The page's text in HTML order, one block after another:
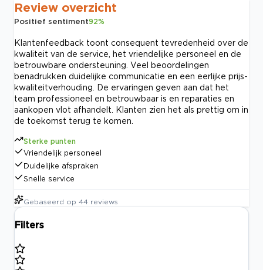
Review overzicht
Positief sentiment92%
Klantenfeedback toont consequent tevredenheid over de
kwaliteit van de service, het vriendelijke personeel en de
betrouwbare ondersteuning. Veel beoordelingen
benadrukken duidelijke communicatie en een eerlijke prijs-
kwaliteitverhouding. De ervaringen geven aan dat het
team professioneel en betrouwbaar is en reparaties en
aankopen vlot afhandelt. Klanten zien het als prettig om in
de toekomst terug te komen.
Sterke punten
Vriendelijk personeel
Duidelijke afspraken
Snelle service
Gebaseerd op 44 reviews
Filters